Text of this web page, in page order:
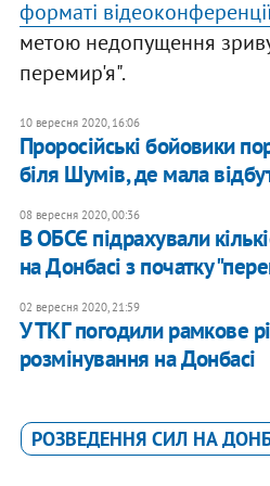
форматі
метою недопущення
перемир'я".
10 вересня 2020, 16:06
Проросійські бойовики
біля Шумів, де мала
08 вересня 2020, 00:36
В ОБСЄ підрахували
на Донбасі з початку
02 вересня 2020, 21:59
У ТКГ погодили рамкове
розмінування на Донбасі
РОЗВЕДЕННЯ СИЛ НА